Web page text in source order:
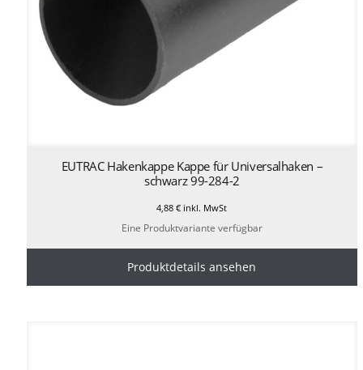
EUTRAC Hakenkappe Kappe für Universalhaken –
schwarz 99-284-2
4,88€ inkl. MwSt
Eine Produktvariante verfügbar
Produktdetails ansehen